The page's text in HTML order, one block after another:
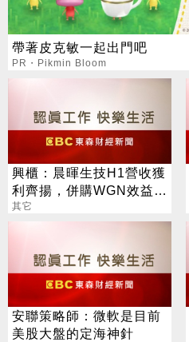
帶著皮克敏一起出門吧
PR・Pikmin Bloom
興櫃：晨暉生技H1營收獲
利齊揚，併購WGN效益本
季放大，全年營運拚逐季
其它
安聯策略師：微軟是目前
美股大盤的定海神針